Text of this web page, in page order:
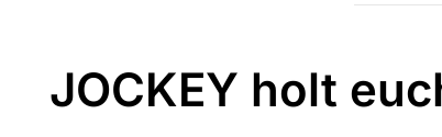
JOCKEY holt